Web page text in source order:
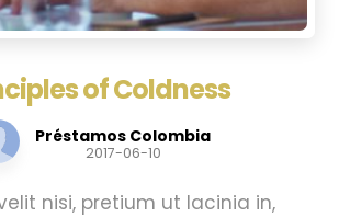
of Coldness
Préstamos Colombia
2017-06-10
nisi, pretium ut lacinia in,